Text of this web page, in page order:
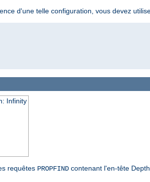
d'une telle configuration, vous devez
Infinity
requêtes PROPFIND contenant l'en-tête